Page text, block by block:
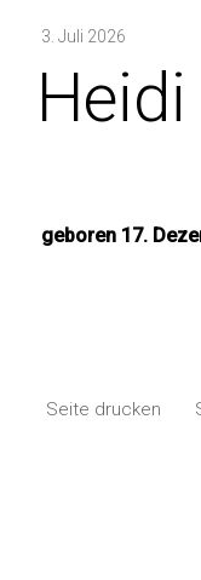
3. Juli 2026
geboren 17.
Seite drucken